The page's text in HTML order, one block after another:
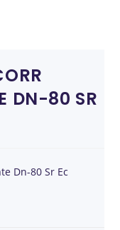
DN-80 SR
Dn-80 Sr Ec